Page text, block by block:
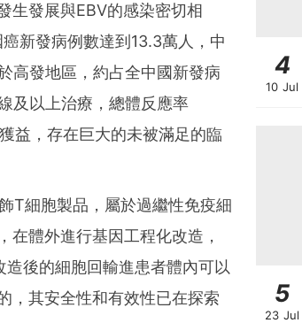
生發展與EBV的感染密切相
新發病例數達到13.3萬人，中
高發地區，約占全中國新發病
及以上治療，總體反應率
益，存在巨大的未被滿足的臨
T細胞製品，屬於過繼性免疫細
在體外進行基因工程化改造，
後的細胞回輸進患者體內可以
，其安全性和有效性已在探索
4
10 Jul
5
23 Jul